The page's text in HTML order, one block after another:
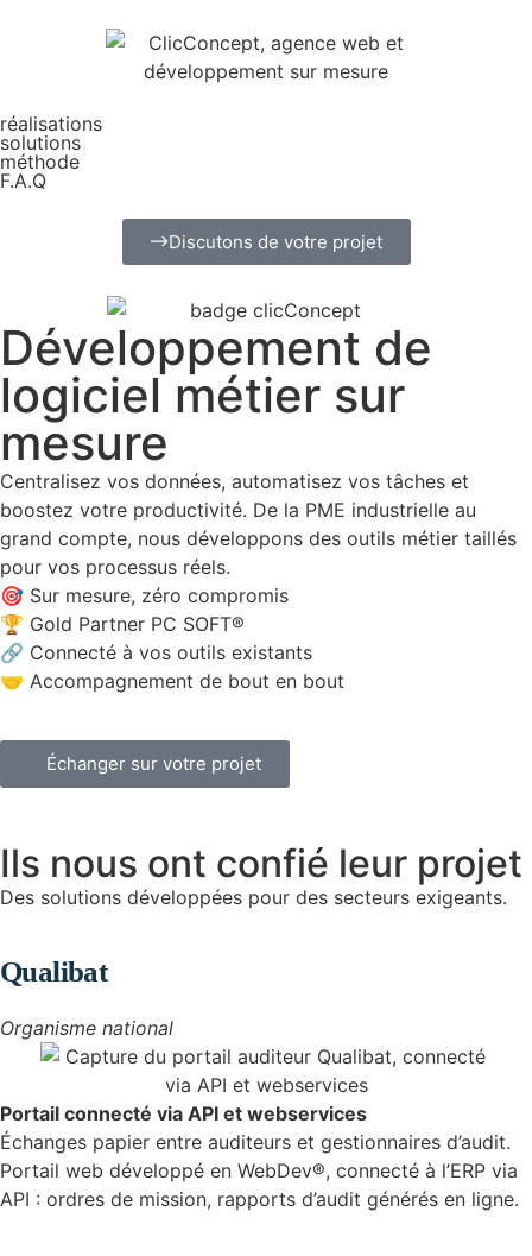
réalisations
solutions
méthode
F.A.Q
Discutons de votre projet
Développement de
logiciel métier sur
mesure
Centralisez vos données, automatisez vos tâches et
boostez votre productivité. De la PME industrielle au
grand compte, nous développons des outils métier taillés
pour vos processus réels.
🎯 Sur mesure, zéro compromis
🏆 Gold Partner PC SOFT®
🔗 Connecté à vos outils existants
🤝 Accompagnement de bout en bout
Échanger sur votre projet
Ils nous ont confié leur projet
Des solutions développées pour des secteurs exigeants.
Qualibat
Organisme national
Portail connecté via API et webservices
Échanges papier entre auditeurs et gestionnaires d’audit.
Portail web développé en WebDev®, connecté à l’ERP via
API : ordres de mission, rapports d’audit générés en ligne.